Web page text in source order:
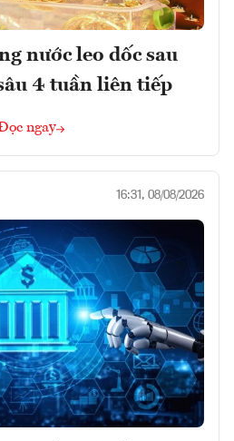
nước leo dốc sau
4 tuần liên tiếp
ngay
16:31, 08/08/2026